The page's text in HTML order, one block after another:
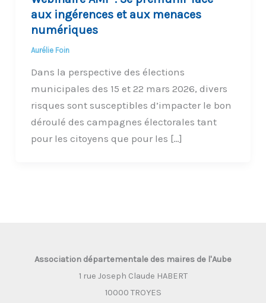
aux ingérences et aux menaces
numériques
Aurélie Foin
Dans la perspective des élections
municipales des 15 et 22 mars 2026, divers
risques sont susceptibles d’impacter le bon
déroulé des campagnes électorales tant
pour les citoyens que pour les […]
Association départementale des maires de l'Aube
1 rue Joseph Claude HABERT
10000 TROYES